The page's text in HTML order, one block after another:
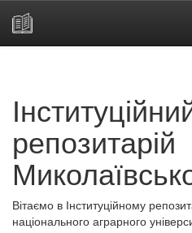
репозитарій
Вітаємо в Інституційному
національного аграрного